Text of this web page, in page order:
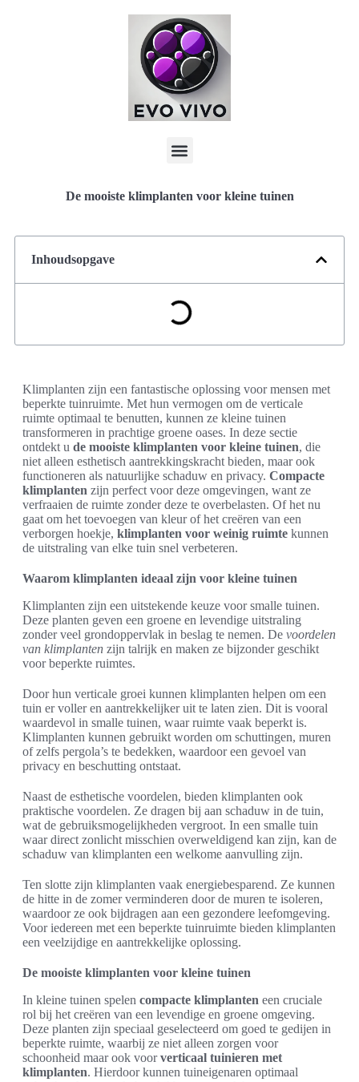
De mooiste klimplanten voor kleine tuinen
Inhoudsopgave
Klimplanten zijn een fantastische oplossing voor mensen met
beperkte tuinruimte. Met hun vermogen om de verticale
ruimte optimaal te benutten, kunnen ze kleine tuinen
transformeren in prachtige groene oases. In deze sectie
ontdekt u de mooiste klimplanten voor kleine tuinen, die
niet alleen esthetisch aantrekkingskracht bieden, maar ook
functioneren als natuurlijke schaduw en privacy. Compacte
klimplanten zijn perfect voor deze omgevingen, want ze
verfraaien de ruimte zonder deze te overbelasten. Of het nu
gaat om het toevoegen van kleur of het creëren van een
verborgen hoekje, klimplanten voor weinig ruimte kunnen
de uitstraling van elke tuin snel verbeteren.
Waarom klimplanten ideaal zijn voor kleine tuinen
Klimplanten zijn een uitstekende keuze voor smalle tuinen.
Deze planten geven een groene en levendige uitstraling
zonder veel grondoppervlak in beslag te nemen. De voordelen
van klimplanten zijn talrijk en maken ze bijzonder geschikt
voor beperkte ruimtes.
Door hun verticale groei kunnen klimplanten helpen om een
tuin er voller en aantrekkelijker uit te laten zien. Dit is vooral
waardevol in smalle tuinen, waar ruimte vaak beperkt is.
Klimplanten kunnen gebruikt worden om schuttingen, muren
of zelfs pergola’s te bedekken, waardoor een gevoel van
privacy en beschutting ontstaat.
Naast de esthetische voordelen, bieden klimplanten ook
praktische voordelen. Ze dragen bij aan schaduw in de tuin,
wat de gebruiksmogelijkheden vergroot. In een smalle tuin
waar direct zonlicht misschien overweldigend kan zijn, kan de
schaduw van klimplanten een welkome aanvulling zijn.
Ten slotte zijn klimplanten vaak energiebesparend. Ze kunnen
de hitte in de zomer verminderen door de muren te isoleren,
waardoor ze ook bijdragen aan een gezondere leefomgeving.
Voor iedereen met een beperkte tuinruimte bieden klimplanten
een veelzijdige en aantrekkelijke oplossing.
De mooiste klimplanten voor kleine tuinen
In kleine tuinen spelen compacte klimplanten een cruciale
rol bij het creëren van een levendige en groene omgeving.
Deze planten zijn speciaal geselecteerd om goed te gedijen in
beperkte ruimte, waarbij ze niet alleen zorgen voor
schoonheid maar ook voorverticaal tuinieren met
klimplanten. Hierdoor kunnen tuineigenaren optimaal